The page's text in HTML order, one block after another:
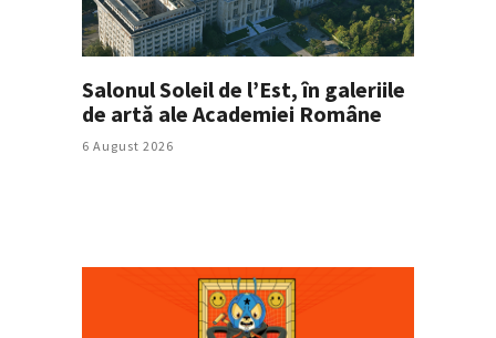
Salonul Soleil de l’Est, în galeriile
de artă ale Academiei Române
6 August 2026